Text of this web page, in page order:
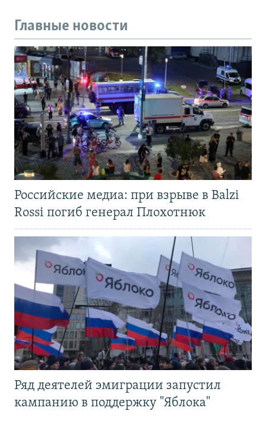
Главные новости
Российские медиа: при взрыве в Balzi
Rossi погиб генерал Плохотнюк
Ряд деятелей эмиграции запустил
кампанию в поддержку "Яблока"